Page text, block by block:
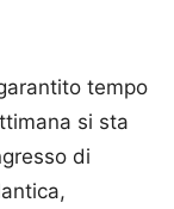
tempo
si sta
di